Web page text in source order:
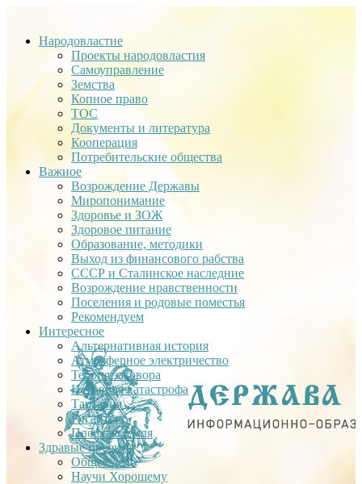
Народовластие
Проекты народовластия
Самоуправление
Земства
Копное право
ТОС
Документы и литература
Кооперация
Потребительские общества
Важное
Возрождение Державы
Миропонимание
Здоровье и ЗОЖ
Здоровое питание
Образование, методики
Выход из финансового рабства
СССР и Сталинское наследние
Возрождение нравственности
Поселения и родовые поместья
Рекомендуем
Интересное
Альтернативная история
Атмосферное электричество
Теория заговора
Недавняя катастрофа
Тартария
Гиганты
Плоская Земля
Здравые проекты
Общее дело
Научи Хорошему